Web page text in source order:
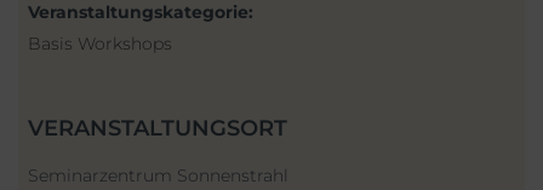
Veranstaltungskategorie:
Basis Workshops
VERANSTALTUNGSORT
Seminarzentrum Sonnenstrahl